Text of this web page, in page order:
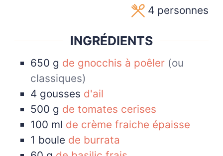
4 personnes
INGRÉDIENTS
650 g de gnocchis à poêler (ou
classiques)
4 gousses d'ail
500 g de tomates cerises
100 ml de crème fraiche épaisse
1 boule de burrata